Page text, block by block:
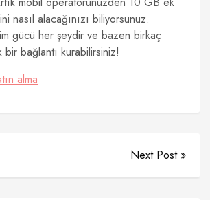
nasıl alacağınızı biliyorsunuz.
gücü her şeydir ve bazen birkaç
bir bağlantı kurabilirsiniz!
alma
Next Post »